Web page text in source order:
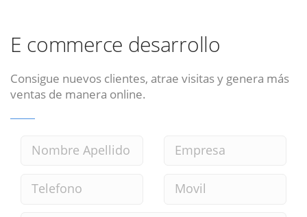
E commerce desarrollo
Consigue nuevos clientes, atrae visitas y genera más
ventas de manera online.